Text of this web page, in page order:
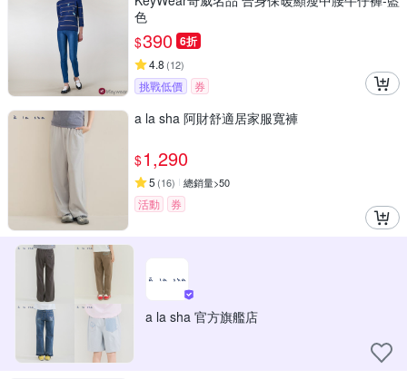
色
$390 6折
4.8 (12)
挑戰低價 券
a la sha 阿財舒適居家服寬褲
$1,290
5 (16) 總銷量>50
活動 券
a la sha 官方旗艦店